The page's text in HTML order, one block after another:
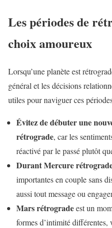
Les périodes de
choix amoureux
Lorsqu’une planète est
général et les décisions
utiles pour naviguer ces
Évitez de débuter une
rétrograde, car les
réactivé par le passé plutôt
Durant Mercure
importantes en couple sans
aussi tout message ou
Mars rétrogradeest un
formes d’intimité